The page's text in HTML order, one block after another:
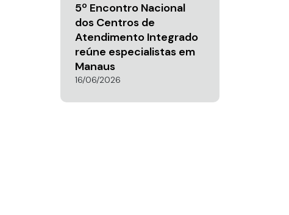
5º Encontro Nacional
dos Centros de
Atendimento Integrado
reúne especialistas em
Manaus
16/06/2026